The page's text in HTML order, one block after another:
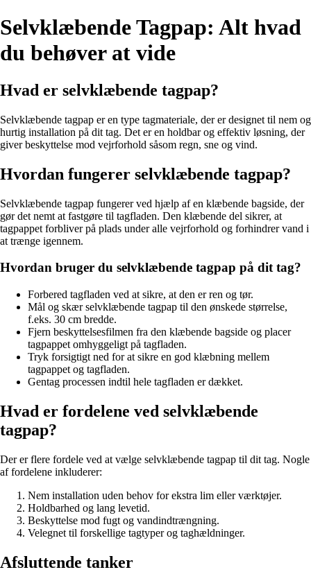
Selvklæbende Tagpap: Alt hvad
du behøver at vide
Hvad er selvklæbende tagpap?
Selvklæbende tagpap er en type tagmateriale, der er designet til nem og
hurtig installation på dit tag. Det er en holdbar og effektiv løsning, der
giver beskyttelse mod vejrforhold såsom regn, sne og vind.
Hvordan fungerer selvklæbende tagpap?
Selvklæbende tagpap fungerer ved hjælp af en klæbende bagside, der
gør det nemt at fastgøre til tagfladen. Den klæbende del sikrer, at
tagpappet forbliver på plads under alle vejrforhold og forhindrer vand i
at trænge igennem.
Hvordan bruger du selvklæbende tagpap på dit tag?
Forbered tagfladen ved at sikre, at den er ren og tør.
Mål og skær selvklæbende tagpap til den ønskede størrelse,
f.eks. 30 cm bredde.
Fjern beskyttelsesfilmen fra den klæbende bagside og placer
tagpappet omhyggeligt på tagfladen.
Tryk forsigtigt ned for at sikre en god klæbning mellem
tagpappet og tagfladen.
Gentag processen indtil hele tagfladen er dækket.
Hvad er fordelene ved selvklæbende
tagpap?
Der er flere fordele ved at vælge selvklæbende tagpap til dit tag. Nogle
af fordelene inkluderer:
Nem installation uden behov for ekstra lim eller værktøjer.
Holdbarhed og lang levetid.
Beskyttelse mod fugt og vandindtrængning.
Velegnet til forskellige tagtyper og taghældninger.
Afsluttende tanker